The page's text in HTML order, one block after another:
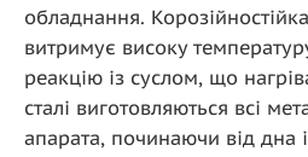
обладнання.
витримує високу
реакцію із суслом, що
сталі виготовляються всі
апарата, починаючи від дна